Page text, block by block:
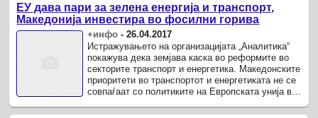
ЕУ дава пари за зелена енергија и транспорт,
Македонија инвестира во фосилни горива
+инфо -26.04.2017
Истражувањето на организацијата „Аналитика“
покажува дека земјава каска во реформите во
секторите транспорт и енергетика. Македонските
приоритети во транспортот и енергетиката не се
совпаѓаат со политиките на Европската унија во